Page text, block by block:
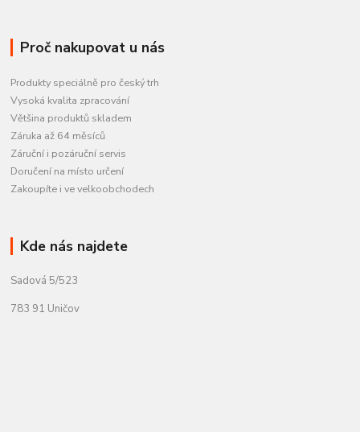
Proč nakupovat u nás
Produkty speciálně pro český trh
Vysoká kvalita zpracování
Většina produktů skladem
Záruka až 64 měsíců
Záruční i pozáruční servis
Doručení na místo určení
Zakoupíte i ve velkoobchodech
Kde nás najdete
Sadová 5/523
783 91 Uničov